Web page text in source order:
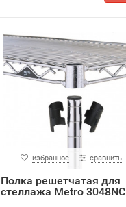
избранное сравнить
Полка решетчатая для
стеллажа Metro 3048NC